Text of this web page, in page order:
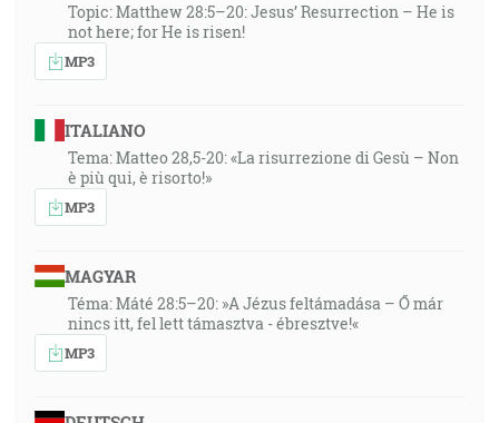
Topic: Matthew 28:5–20: Jesus’ Resurrection – He is
not here; for He is risen!
MP3
ITALIANO
Tema: Matteo 28,5-20: «La risurrezione di Gesù – Non
è più qui, è risorto!»
MP3
MAGYAR
Téma: Máté 28:5–20: »A Jézus feltámadása – Ő már
nincs itt, fel lett támasztva - ébresztve!«
MP3